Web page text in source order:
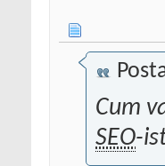
Cum
SEO-